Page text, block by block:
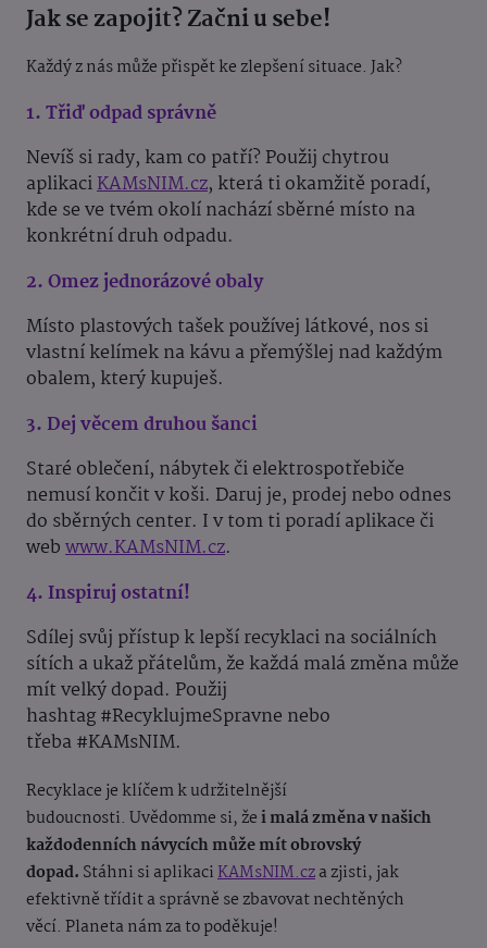
Jak se zapojit? Začni u sebe!
Každý z nás může přispět ke zlepšení situace. Jak?
1. Třiď odpad správně
Nevíš si rady, kam co patří? Použij chytrou
aplikaciKAMsNIM.cz, která ti okamžitě poradí,
kde se ve tvém okolí nachází sběrné místo na
konkrétní druh odpadu.
2. Omez jednorázové obaly
Místo plastových tašek používej látkové, nos si
vlastní kelímek na kávu a přemýšlej nad každým
obalem, který kupuješ.
3. Dej věcem druhou šanci
Staré oblečení, nábytek či elektrospotřebiče
nemusí končit v koši. Daruj je, prodej nebo odnes
do sběrných center. I v tom ti poradí aplikace či
webwww.KAMsNIM.cz.
4. Inspiruj ostatní!
Sdílej svůj přístup k lepší recyklaci na sociálních
sítích a ukaž přátelům, že každá malá změna může
mít velký dopad. Použij
hashtag #RecyklujmeSpravne nebo
třeba #KAMsNIM.
Recyklace je klíčem k udržitelnější
budoucnosti. Uvědomme si, žei malá změna v našich
každodenních návycích může mít obrovský
dopad. Stáhni si aplikaciKAMsNIM.cza zjisti, jak
efektivně třídit a správně se zbavovat nechtěných
věcí. Planeta nám za to poděkuje!